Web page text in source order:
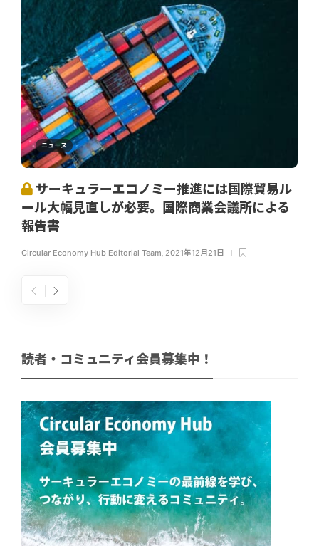
ニュース
サーキュラーエコノミー推進には国際貿易ル
ール大幅見直しが必要。国際商業会議所による
報告書
Circular Economy Hub Editorial Team 2021年12月21日
読者・コミュニティ会員募集中！